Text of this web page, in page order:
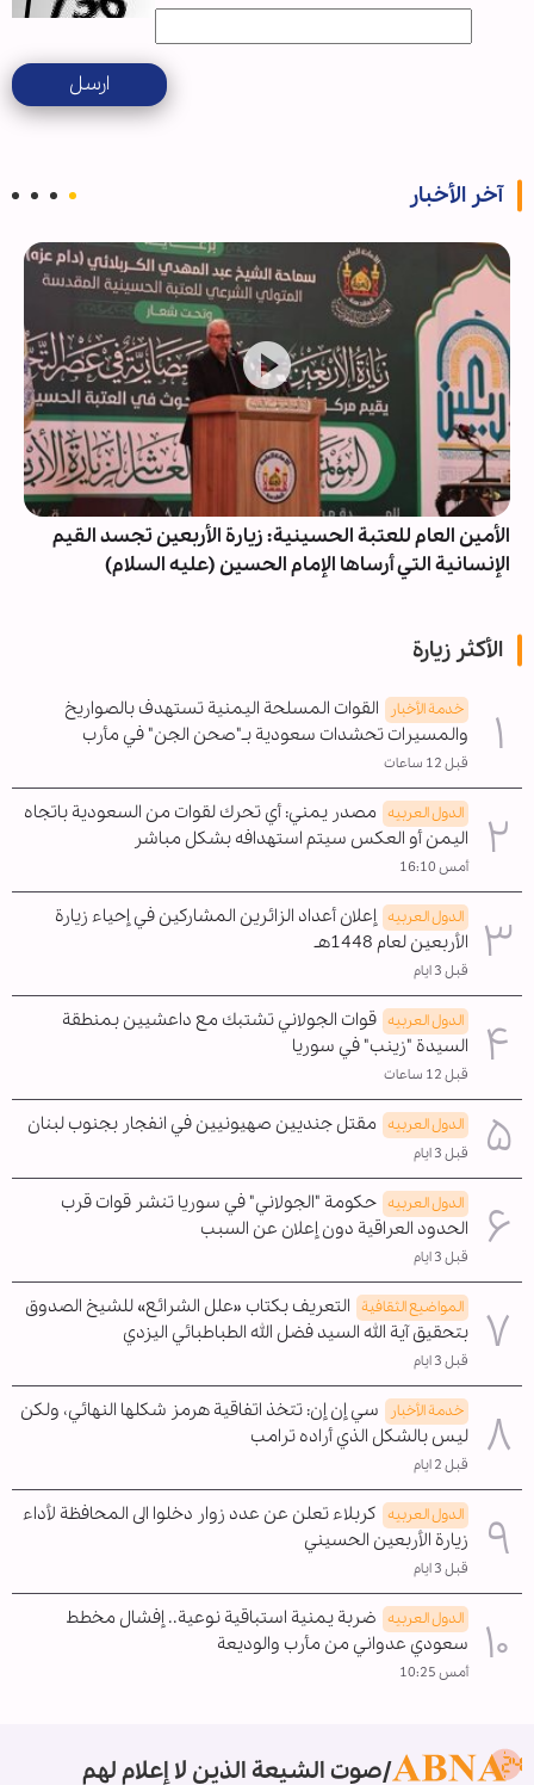
ارسل
آخر الأخبار
الأمين العام للعتبة الحسينية: زيارة الأربعين تجسد القيم
الإنسانية التي أرساها الإمام الحسين (عليه السلام)
الأكثر زيارة
خدمة الأخبار
القوات المسلحة اليمنية تستهدف بالصواريخ
والمسيرات تحشدات سعودية بـ"صحن الجن" في مأرب
قبل 12 ساعات
الدول العربیه مصدر يمني: أي تحرك لقوات من السعودية باتجاه
اليمن أو العكس سيتم استهدافه بشكل مباشر
أمس 16:10
الدول العربیه إعلان أعداد الزائرين المشاركين في إحياء زيارة
الأربعين لعام 1448هـ
قبل 3 ايام
الدول العربیه قوات الجولاني تشتبك مع داعشيين بمنطقة
السيدة "زينب" في سوريا
قبل 12 ساعات
الدول العربیه مقتل جنديين صهيونيين في انفجار بجنوب لبنان
قبل 3 ايام
الدول العربیه حكومة "الجولاني" في سوريا تنشر قوات قرب
الحدود العراقية دون إعلان عن السبب
قبل 3 ايام
المواضیع الثقافية التعريف بكتاب «علل الشرائع» للشيخ الصدوق
بتحقيق آية الله السيد فضل الله الطباطبائي اليزدي
قبل 3 ايام
خدمة الأخبار
سي إن إن: تتخذ اتفاقية هرمز شكلها النهائي، ولكن
ليس بالشكل الذي أراده ترامب
قبل 2 ايام
الدول العربیه كربلاء تعلن عن عدد زوار دخلوا الى المحافظة لأداء
زيارة الأربعين الحسيني
قبل 3 ايام
الدول العربیه ضربة يمنية استباقية نوعية.. إفشال مخطط
سعودي عدواني من مأرب والوديعة
أمس 10:25
صوت الشيعة الذين لا إعلام لهم